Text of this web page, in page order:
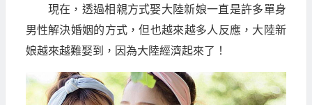
現在，透過相親方式娶大陸新娘一直是許多單身
男性解決婚姻的方式，但也越來越多人反應，大陸新
娘越來越難娶到，因為大陸經濟起來了！